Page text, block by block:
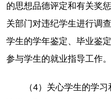
的思想品德评定和有关奖
关部门对违纪学生进行调
学生的学年鉴定、毕业鉴
参与学生的就业指导工作。
（4）关心学生的学